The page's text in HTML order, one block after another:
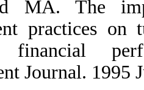
Huselid MA.